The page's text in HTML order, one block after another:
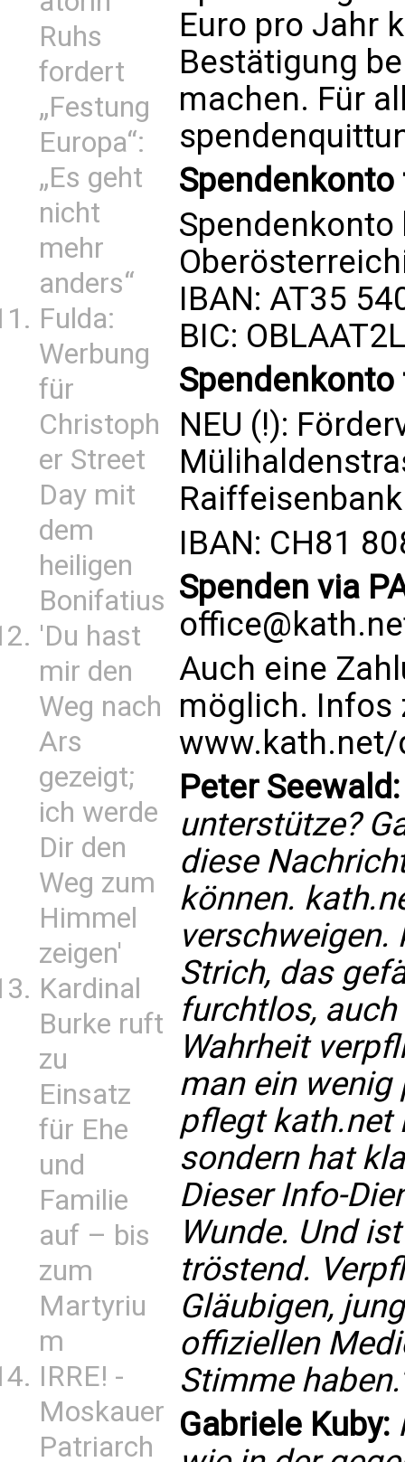
Ruhs
fordert
„Festung
Europa“:
„Es geht
nicht
mehr
anders“
Fulda:
Werbung
für
Christoph
er Street
Day mit
dem
heiligen
Bonifatius
'Du hast
mir den
Weg nach
Ars
gezeigt;
ich werde
Dir den
Weg zum
Himmel
zeigen'
Kardinal
Burke ruft
zu
Einsatz
für Ehe
und
Familie
auf – bis
zum
Martyriu
m
IRRE! -
Moskauer
Patriarch
Euro pro Jahr
Bestätigung
machen. Für
Spendenkonto
IBAN: AT35
BIC: OBLAAT2L
NEU (!):
IBAN: CH81
Spenden via
Auch eine
möglich. Infos
Peter Seewald:
unterstütze?
diese
können.
verschweigen.
Strich, das
furchtlos,
Wahrheit
man ein
pflegt kath.net
sondern hat
Dieser Info-
Wunde. Und
tröstend.
Gläubigen,
offiziellen
Stimme
Gabriele Kuby: